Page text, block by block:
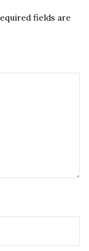
fields are